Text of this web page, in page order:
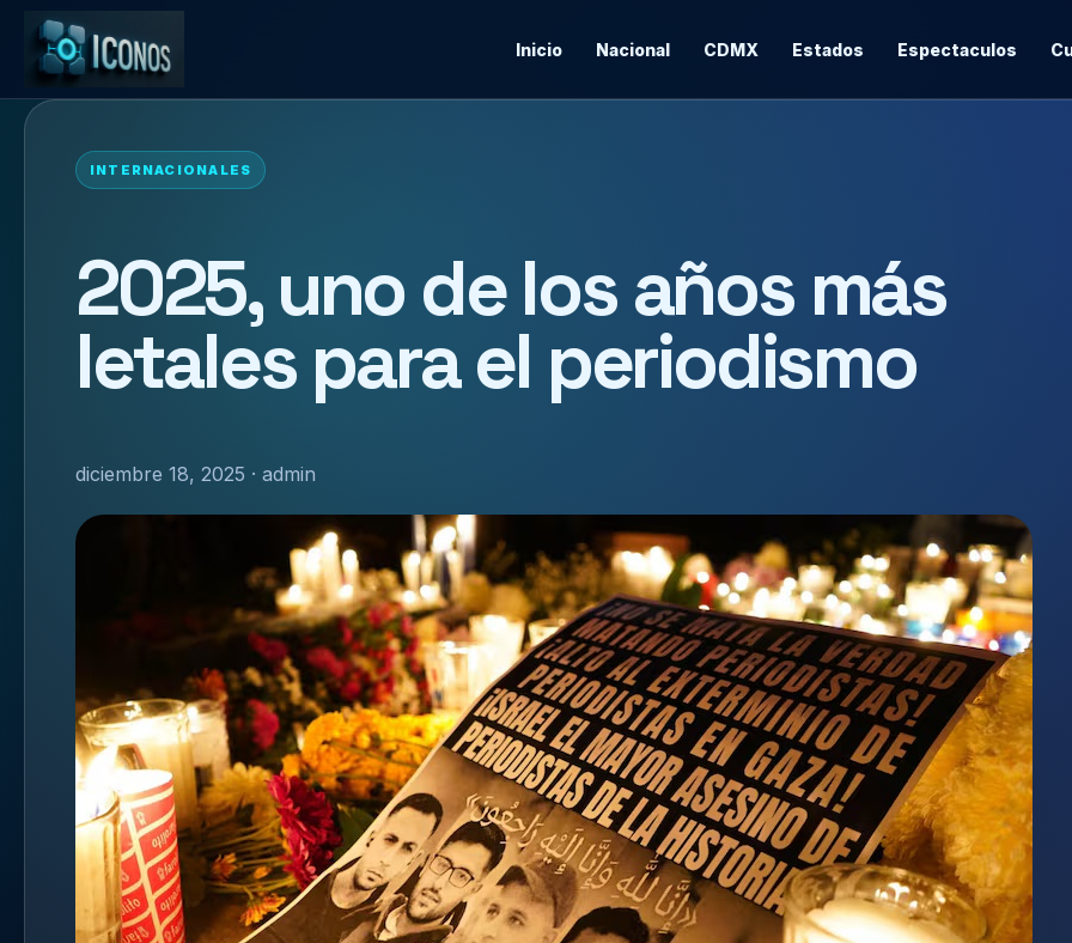
Inicio Nacional CDMX Estados Espectaculos
INTERNACIONALES
2025, uno de los años más
letales para el periodismo
diciembre 18, 2025 · admin